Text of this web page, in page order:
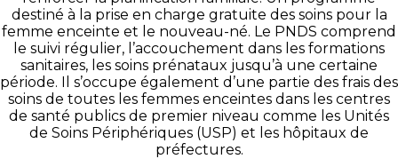
destiné à la prise en charge gratuite des soins pour la
femme enceinte et le nouveau-né. Le PNDS comprend
le suivi régulier, l’accouchement dans les formations
sanitaires, les soins prénataux jusqu’à une certaine
période. Il s’occupe également d’une partie des frais des
soins de toutes les femmes enceintes dans les centres
de santé publics de premier niveau comme les Unités
de Soins Périphériques (USP) et les hôpitaux de
préfectures.